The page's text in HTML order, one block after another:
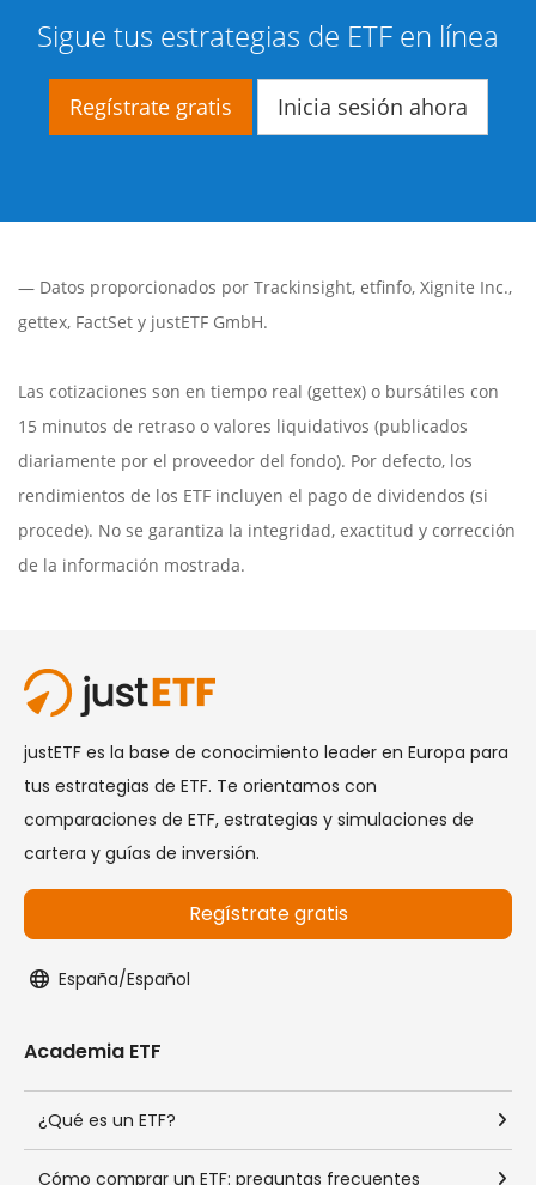
Sigue tus estrategias de ETF en línea
Regístrate gratis Inicia sesión ahora
— Datos proporcionados por Trackinsight, etfinfo, Xignite Inc.,
gettex, FactSet y justETF GmbH.
Las cotizaciones son en tiempo real (gettex) o bursátiles con
15 minutos de retraso o valores liquidativos (publicados
diariamente por el proveedor del fondo). Por defecto, los
rendimientos de los ETF incluyen el pago de dividendos (si
procede). No se garantiza la integridad, exactitud y corrección
de la información mostrada.